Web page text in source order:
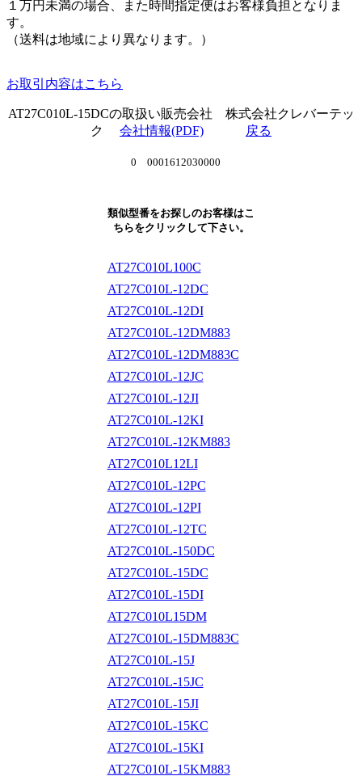
１万円未満の場合、また時間指定便はお客様負担となりま
す。
（送料は地域により異なります。）
お取引内容はこちら
AT27C010L-15DCの取扱い販売会社 株式会社クレバーテッ
ク 会社情報(PDF) 戻る
0 0001612030000
類似型番をお探しのお客様はこ
ちらをクリックして下さい。
AT27C010L100C
AT27C010L-12DC
AT27C010L-12DI
AT27C010L-12DM883
AT27C010L-12DM883C
AT27C010L-12JC
AT27C010L-12JI
AT27C010L-12KI
AT27C010L-12KM883
AT27C010L12LI
AT27C010L-12PC
AT27C010L-12PI
AT27C010L-12TC
AT27C010L-150DC
AT27C010L-15DC
AT27C010L-15DI
AT27C010L15DM
AT27C010L-15DM883C
AT27C010L-15J
AT27C010L-15JC
AT27C010L-15JI
AT27C010L-15KC
AT27C010L-15KI
AT27C010L-15KM883